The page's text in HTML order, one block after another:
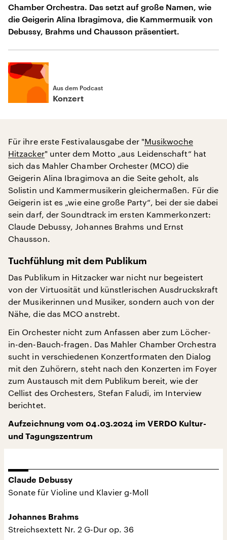
Chamber Orchestra. Das setzt auf große Namen, wie
die Geigerin Alina Ibragimova, die Kammermusik von
Debussy, Brahms und Chausson präsentiert.
Aus dem Podcast
Konzert
Für ihre erste Festivalausgabe der "Musikwoche
Hitzacker" unter dem Motto „aus Leidenschaft“ hat
sich das Mahler Chamber Orchester (MCO) die
Geigerin Alina Ibragimova an die Seite geholt, als
Solistin und Kammermusikerin gleichermaßen. Für die
Geigerin ist es „wie eine große Party“, bei der sie dabei
sein darf, der Soundtrack im ersten Kammerkonzert:
Claude Debussy, Johannes Brahms und Ernst
Chausson.
Tuchfühlung mit dem Publikum
Das Publikum in Hitzacker war nicht nur begeistert
von der Virtuosität und künstlerischen Ausdruckskraft
der Musikerinnen und Musiker, sondern auch von der
Nähe, die das MCO anstrebt.
Ein Orchester nicht zum Anfassen aber zum Löcher-
in-den-Bauch-fragen. Das Mahler Chamber Orchestra
sucht in verschiedenen Konzertformaten den Dialog
mit den Zuhörern, steht nach den Konzerten im Foyer
zum Austausch mit dem Publikum bereit, wie der
Cellist des Orchesters, Stefan Faludi, im Interview
berichtet.
Aufzeichnung vom 04.03.2024 im VERDO Kultur-
und Tagungszentrum
Claude Debussy
Sonate für Violine und Klavier g-Moll
Johannes Brahms
Streichsextett Nr. 2 G-Dur op. 36